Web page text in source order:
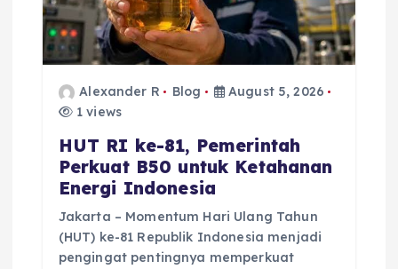
o
Alexander R Blog
August 5, 2026
1 views
HUT RI ke-81, Pemerintah
Perkuat B50 untuk Ketahanan
Energi Indonesia
Jakarta – Momentum Hari Ulang Tahun
(HUT) ke-81 Republik Indonesia menjadi
pengingat pentingnya memperkuat